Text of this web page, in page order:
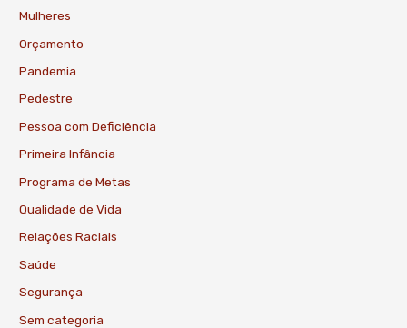
Mulheres
Orçamento
Pandemia
Pedestre
Pessoa com Deficiência
Primeira Infância
Programa de Metas
Qualidade de Vida
Relações Raciais
Saúde
Segurança
Sem categoria